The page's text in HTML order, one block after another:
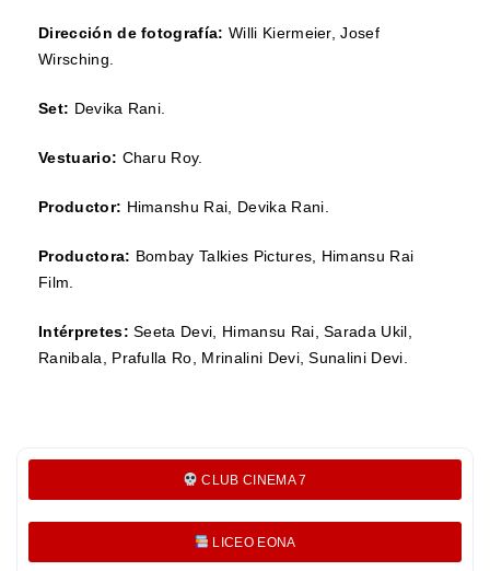
Dirección de fotografía: Willi Kiermeier, Josef
Wirsching.
Set: Devika Rani.
Vestuario: Charu Roy.
Productor: Himanshu Rai, Devika Rani.
Productora: Bombay Talkies Pictures, Himansu Rai
Film
Intérpretes:Seeta Devi, Himansu Rai, Sarada Ukil,
Ranibala, Prafulla Ro, Mrinalini Devi, Sunalini Devi.
CLUB CINEMA 7
LICEO EONA